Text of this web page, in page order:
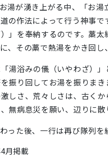
湯が湧き上がる中、「お
の作法によって行う神事
」を奉納するのです。藁
、その藁で熱湯をかき回し
湯浴みの儀（いやわざ）
振り回してお湯を振りま
しさ、荒々しさは、古く
無病息災を願い、辺りに散
った後、一行は再び隊列
月掲載